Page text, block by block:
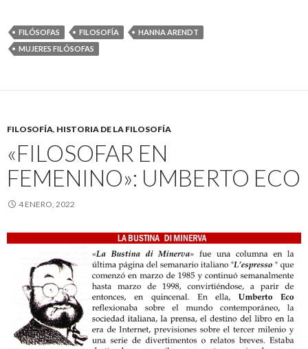
FILÓSOFAS FILOSOFÍA
HANNA ARENDT
MUJERES FILÓSOFAS
FILOSOFÍA, HISTORIA DE LA FILOSOFÍA
«FILOSOFAR EN
FEMENINO»: UMBERTO ECO
4 ENERO, 2022